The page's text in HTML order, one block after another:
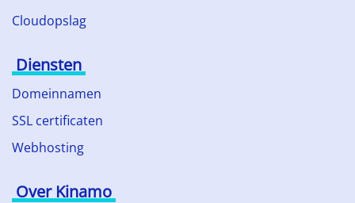
Cloudopslag
Diensten
Domeinnamen
SSL certificaten
Webhosting
Over Kinamo